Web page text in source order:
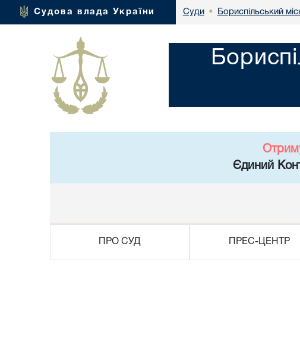
Судова влада України Суди • Бориспільський
Єдиний
ПРО СУД ПРЕС-ЦЕНТР